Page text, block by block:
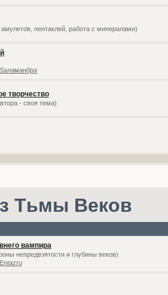
амулетов, пентаклей, работа с минералами)
Sаламандра
творчество
- своя тема)
Тьмы Веков
вампира
непредвзятости и глубины веков)
Entazru